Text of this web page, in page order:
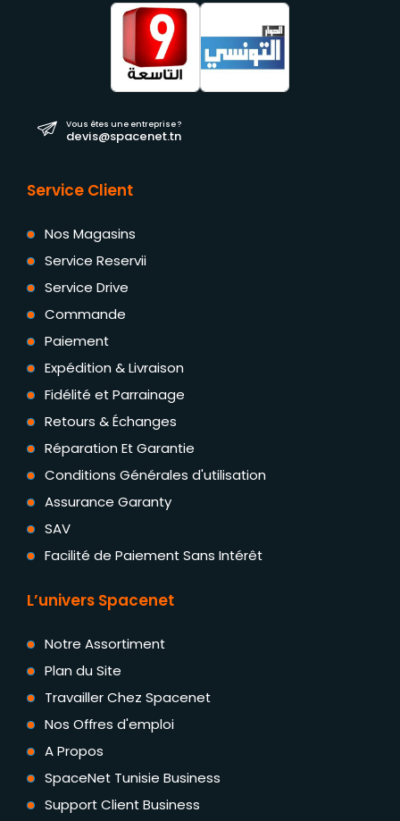
Vous êtes une entreprise ?
devis@spacenet.tn
Service Client
Nos Magasins
Service Reservii
Service Drive
Commande
Paiement
Expédition & Livraison
Fidélité et Parrainage
Retours & Échanges
Réparation Et Garantie
Conditions Générales d'utilisation
Assurance Garanty
SAV
Facilité de Paiement Sans Intérêt
L’univers Spacenet
Notre Assortiment
Plan du Site
Travailler Chez Spacenet
Nos Offres d'emploi
A Propos
SpaceNet Tunisie Business
Support Client Business